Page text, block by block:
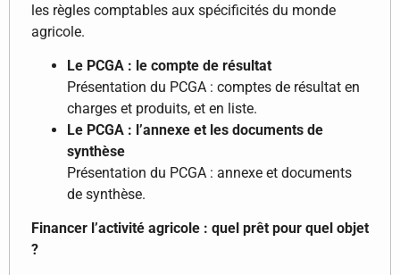
les règles comptables aux spécificités du monde
agricole.
Le PCGA : le compte de résultat
Présentation du PCGA : comptes de résultat en
charges et produits, et en liste.
Le PCGA : l’annexe et les documents de
synthèse
Présentation du PCGA : annexe et documents
de synthèse.
Financer l’activité agricole : quel prêt pour quel objet
?